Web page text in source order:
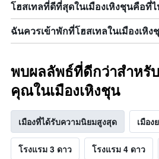
โฮสเทลที่ดีที่สุดในเมืองเหิงชุนคือที่
ฉันควรเข้าพักที่โฮสเทลในเมืองเหิง
พบผลลัพธ์ที่ดีกว่าสำหรั
คุณในเมืองเหิงชุน
เมืองที่ได้รับความนิยมสูงสุด เมือง
โรงแรม 3 ดาว โรงแรม 4 ดาว